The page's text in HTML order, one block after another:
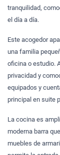
tranquilidad,
el día a día.
Este acogedor
una familia
oficina o estudio.
privacidad y
equipados y
principal en suite
La cocina es
moderna barra
muebles de